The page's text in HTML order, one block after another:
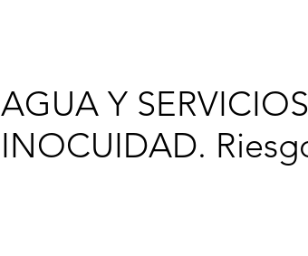
AGUA Y
INOCUIDAD.